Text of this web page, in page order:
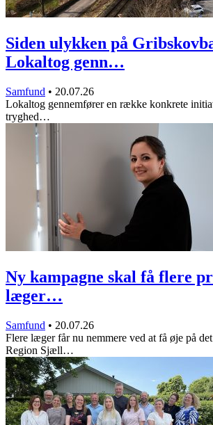
Siden ulykken på
Lokaltog genn…
Samfund • 20.07.26
Lokaltog gennemfører en række konkrete
tryghed…
Ny kampagne skal få flere
læger…
Samfund • 20.07.26
Flere læger får nu nemmere ved at få øje på
Region Sjæll…